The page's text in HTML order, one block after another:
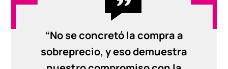
“No se concretó la compra a
sobreprecio, y eso demuestra